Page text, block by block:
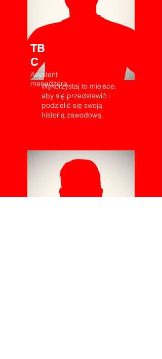
TB
C
Asystent
menadżera
Wykorzystaj to miejsce,
aby się przedstawić i
podzielić się swoją
historią zawodową.